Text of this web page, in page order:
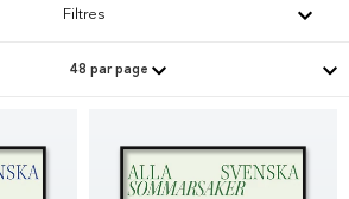
Filtres